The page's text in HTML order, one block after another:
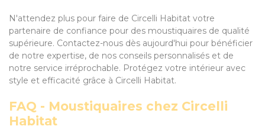
N'attendez plus pour faire de Circelli Habitat votre
partenaire de confiance pour des moustiquaires de qualité
supérieure. Contactez-nous dès aujourd'hui pour bénéficier
de notre expertise, de nos conseils personnalisés et de
notre service irréprochable. Protégez votre intérieur avec
style et efficacité grâce à Circelli Habitat.
FAQ - Moustiquaires chez Circelli
Habitat